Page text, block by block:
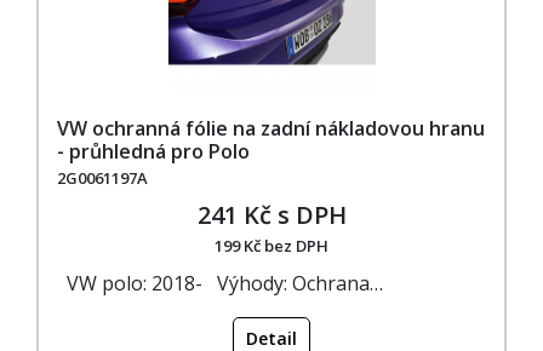
VW ochranná fólie na zadní nákladovou hranu
- průhledná pro Polo
2G0061197A
241 Kč s DPH
199 Kč bez DPH
VW polo: 2018- Výhody: Ochrana…
Detail